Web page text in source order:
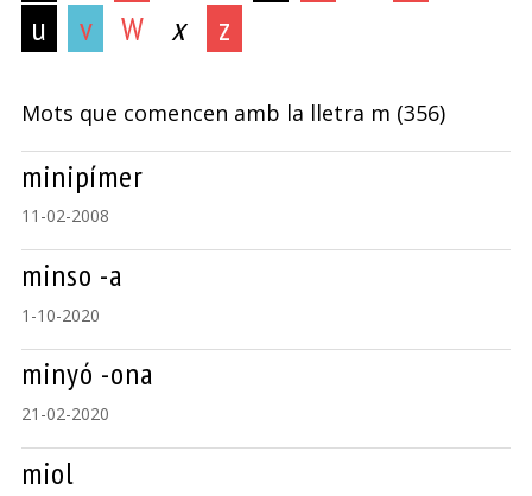
u
v W x z
Mots que comencen amb la lletra m (356)
minipímer
11-02-2008
minso -a
1-10-2020
minyó -ona
21-02-2020
miol